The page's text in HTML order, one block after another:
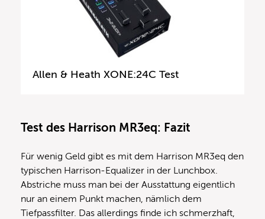
Allen & Heath XONE:24C Test
Test des Harrison MR3eq: Fazit
Für wenig Geld gibt es mit dem Harrison MR3eq den
typischen Harrison-Equalizer in der Lunchbox.
Abstriche muss man bei der Ausstattung eigentlich
nur an einem Punkt machen, nämlich dem
Tiefpassfilter. Das allerdings finde ich schmerzhaft,